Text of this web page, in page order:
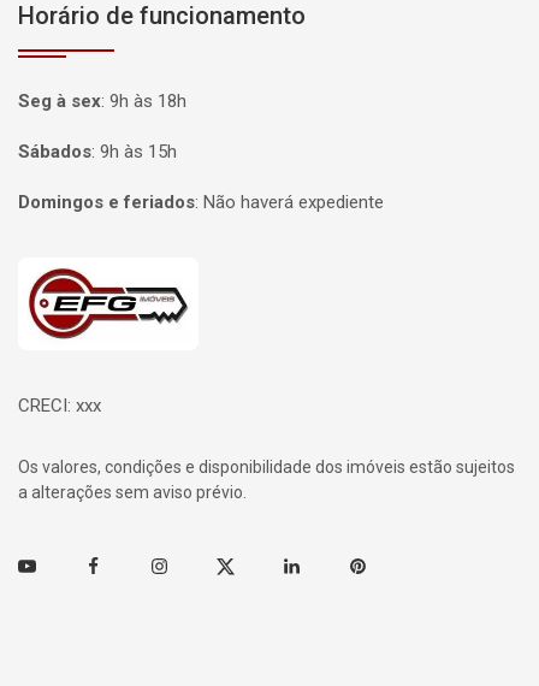
Horário de funcionamento
Seg à sex: 9h às 18h
Sábados: 9h às 15h
Domingos e feriados: Não haverá expediente
Página inicial
CRECI: xxx
Os valores, condições e disponibilidade dos imóveis estão sujeitos
a alterações sem aviso prévio.
Youtube FacebookInstagramTwitter Linkedin Pinterest